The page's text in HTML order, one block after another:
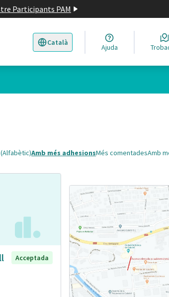
Participants PAM
Català
Triar la llengua Elegir el idioma
Ajuda
4
Amb més adhesionsMés comentadesAmb
Acceptada